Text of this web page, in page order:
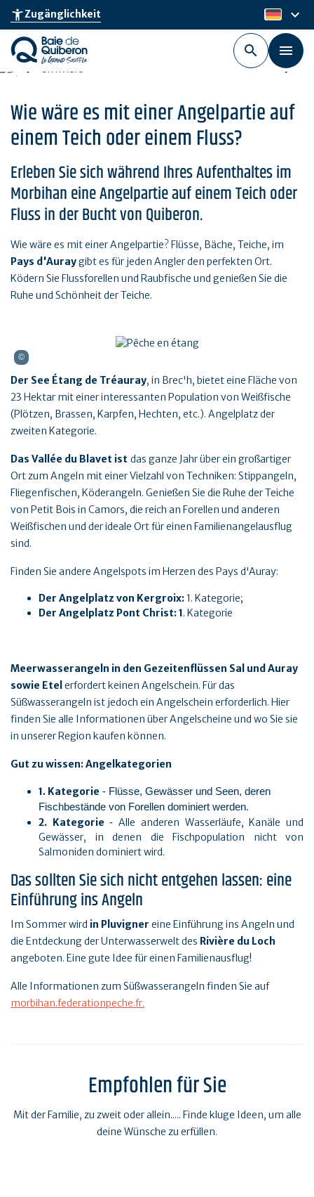
Skip
main
content
accessibility_newZugänglichkeit de
keyboard_arrow_down
Wie wäre es mit einer Angelpartie auf
einem Teich oder einem Fluss?
Erleben Sie sich während Ihres Aufenthaltes im
Morbihan eine Angelpartie auf einem Teich oder
Fluss in der Bucht von Quiberon.
Wie wäre es mit einer Angelpartie? Flüsse, Bäche, Teiche, im
Pays d'Auraygibt es für jeden Angler den perfekten Ort.
Ködern Sie Flussforellen und Raubfische und genießen Sie die
Ruhe und Schönheit der Teiche.
Der See Étang de Tréauray, in Brec'h, bietet eine Fläche von
23 Hektar mit einer interessanten Population von Weißfische
(Plötzen, Brassen, Karpfen, Hechten, etc.). Angelplatz der
zweiten Kategorie.
Das Vallée du Blavet ist das ganze Jahr über ein großartiger
Ort zum Angeln mit einer Vielzahl von Techniken: Stippangeln,
Fliegenfischen, Köderangeln. Genießen Sie die Ruhe der Teiche
von Petit Bois in Camors, die reich an Forellen und anderen
Weißfischen und der ideale Ort für einen Familienangelausflug
sind.
Finden Sie andere Angelspots im Herzen des Pays d'Auray:
Der Angelplatz von Kergroix: 1. Kategorie;
Der Angelplatz Pont Christ: 1. Kategorie
Meerwasserangeln in den Gezeitenflüssen Sal und Auray
sowie Etel erfordert keinen Angelschein. Für das
Süßwasserangeln ist jedoch ein Angelschein erforderlich. Hier
finden Sie alle Informationen über Angelscheine und wo Sie sie
in unserer Region kaufen können.
Gut zu wissen: Angelkategorien
1. Kategorie - Flüsse, Gewässer und Seen, deren
Fischbestände von Forellen dominiert werden.
2. Kategorie- Alle anderen Wasserläufe, Kanäle und
Gewässer, in denen die Fischpopulation nicht von
Salmoniden dominiert wird.
Das sollten Sie sich nicht entgehen lassen: eine
Einführung ins Angeln
Im Sommer wird in Pluvigner eine Einführung ins Angeln und
die Entdeckung der Unterwasserwelt des Rivière du Loch
angeboten. Eine gute Idee für einen Familienausflug!
Alle Informationen zum Süßwasserangeln finden Sie auf
morbihan.federationpeche.fr.
Empfohlen für Sie
Mit der Familie, zu zweit oder allein..... Finde kluge Ideen, um alle
deine Wünsche zu erfüllen.